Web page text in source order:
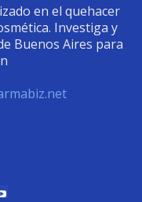
en el quehacer
Investiga y
Buenos Aires para